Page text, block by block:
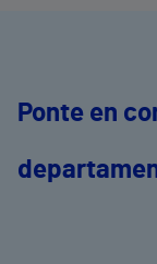
Ponte en